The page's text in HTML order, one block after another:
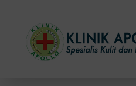
content